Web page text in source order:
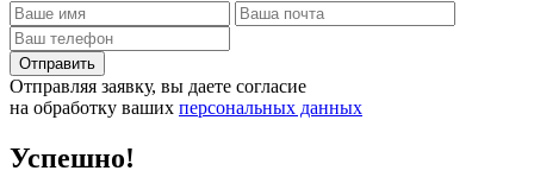
Отправить
Отправляя заявку, вы даете согласие
на обработку ваших персональных данных
Успешно!